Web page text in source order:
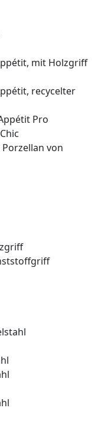
mit Holzgriff
recycelter
Pro
Porzellan von